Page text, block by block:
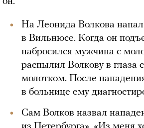
На Леонида Волкова
в Вильнюсе. Когда он
набросился мужчина с
распылил Волкову в глаза
молотком. После
в больнице ему
Сам Волков назвал